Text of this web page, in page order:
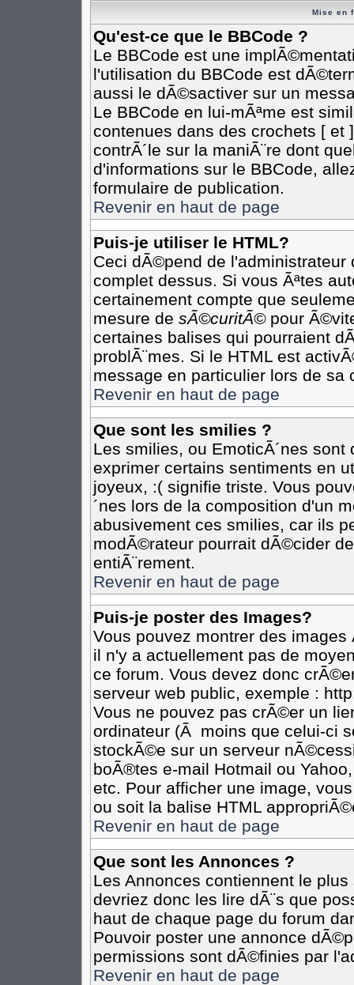
Mise en
Qu'est-ce que le BBCode ?
Le BBCode est une
l'utilisation du BBCode est
aussi le dÃ©sactiver sur un
Le BBCode en lui-mÃªme est
contenues dans des crochets [
contrÃ´le sur la maniÃ¨re dont
d'informations sur le BBCode,
formulaire de publication.
Revenir en haut de page
Puis-je utiliser le HTML?
Ceci dÃ©pend de l'administrateur
complet dessus. Si vous Ãªtes
certainement compte que
mesure de sÃ©curitÃ©pour
certaines balises qui pourraient
problÃ¨mes. Si le HTML est
message en particulier lors de sa
Revenir en haut de page
Que sont les smilies ?
Les smilies, ou EmoticÃ´nes
exprimer certains sentiments en
joyeux, :( signifie triste. Vous
´nes lors de la composition d'un
abusivement ces smilies, car ils
modÃ©rateur pourrait dÃ©cider
entiÃ¨rement.
Revenir en haut de page
Puis-je poster des Images?
Vous pouvez montrer des
il n'y a actuellement pas de
ce forum. Vous devez donc
serveur web public, exemple :
Vous ne pouvez pas crÃ©er un
ordinateur (Ã moins que celui-ci
stockÃ©e sur un serveur
boÃ®tes e-mail Hotmail ou
etc. Pour afficher une image,
ou soit la balise HTML
Revenir en haut de page
Que sont les Annonces ?
Les Annonces contiennent le
devriez donc les lire dÃ¨s que
haut de chaque page du forum
Pouvoir poster une annonce
permissions sont dÃ©finies par
Revenir en haut de page